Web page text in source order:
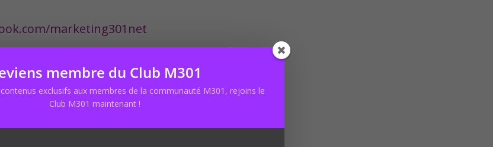
marketing301net
membre du Club M301
exclusifs aux membres de la communauté M301, rejoins le
Club M301 maintenant !